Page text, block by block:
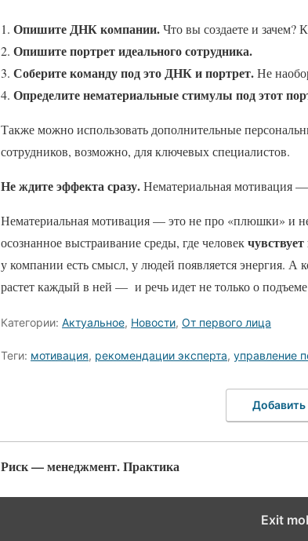
Опишите ДНК компании.Что вы создаете и
Опишите портрет идеального сотрудника.
Соберите команду под это ДНК и портрет.Не
Определите нематериальные стимулы под этот
Также можно использовать дополнительные
сотрудников, возможно, для ключевых специалистов.
Не ждите эффекта сразу.Нематериальная мотивация —
Нематериальная мотивация — это не про «плюшки» и
осознанное выстраивание среды, где человек
у компании есть смысл, у людей появляется энергия. А
растет каждый в ней — и речь идет не только о
Категории: Актуальное, Новости, От первого лица
Теги: мотивация, рекомендации эксперта, управление
Риск — менеджмент. Практика
Exit